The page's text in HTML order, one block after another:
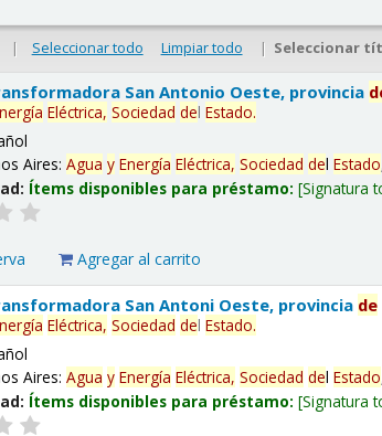
| Seleccionar todo Limpiar todo | Seleccionar
San Antonio Oeste, provincia
Eléctrica, Sociedad delEstado.
Aires:Agua y Energía Eléctrica, Sociedad delEstado
Ítems disponibles para préstamo: Signatura
Agregar al carrito
San Antoni Oeste, provincia de
Eléctrica, Sociedad delEstado.
Aires:Agua y Energía Eléctrica, Sociedad delEstado
Ítems disponibles para préstamo: Signatura